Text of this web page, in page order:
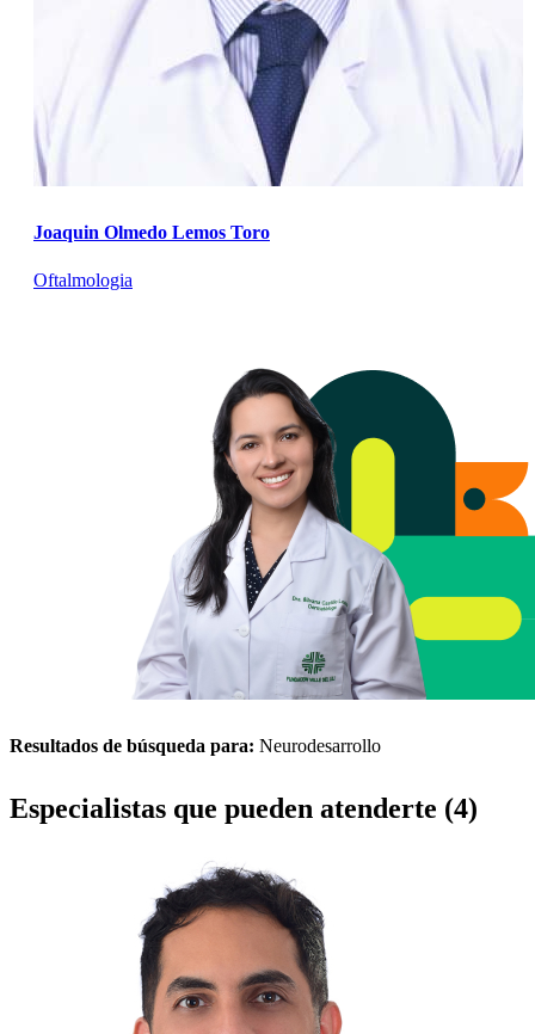
Joaquin Olmedo Lemos Toro
Oftalmologia
Resultados de búsqueda para: Neurodesarrollo
Especialistas que pueden atenderte (4)